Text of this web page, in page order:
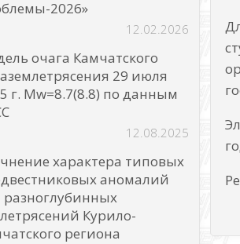
2026»
12.02.2026
очага Камчатского
29 июля
г. Mw=8.7(8.8) по данным
12.08.2025
характера типовых
аномалий
разноглубинных
Курило-
региона